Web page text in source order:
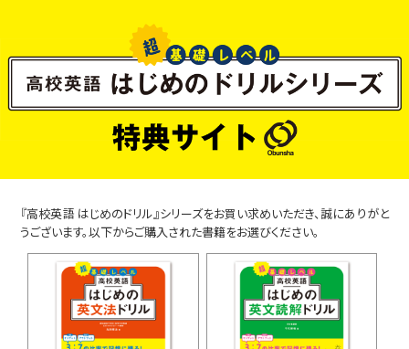
『高校英語 はじめのドリル』シリーズをお買い求めいただき、誠にありがと
うございます。以下からご購入された書籍をお選びください。